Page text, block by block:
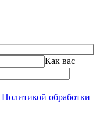
Как вас
Политикой обработки